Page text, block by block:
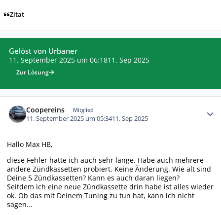
Zitat
Gelöst von Urbaner
11. September 2025 um 06:1811. Sep 2025
Zur Lösung
Coopereins Mitglied
11. September 2025 um 05:3411. Sep 2025
Hallo Max HB,
diese Fehler hatte ich auch sehr lange. Habe auch mehrere
andere Zündkassetten probiert. Keine Änderung. Wie alt sind
Deine 5 Zündkassetten? Kann es auch daran liegen?
Seitdem ich eine neue Zündkassette drin habe ist alles wieder
ok. Ob das mit Deinem Tuning zu tun hat, kann ich nicht
sagen...